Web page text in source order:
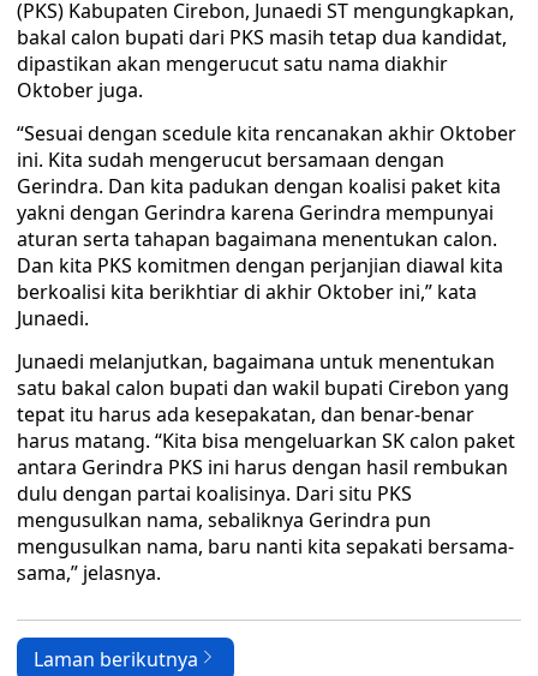
(PKS) Kabupaten Cirebon, Junaedi ST mengungkapkan,
bakal calon bupati dari PKS masih tetap dua kandidat,
dipastikan akan mengerucut satu nama diakhir
Oktober juga.
“Sesuai dengan scedule kita rencanakan akhir Oktober
ini. Kita sudah mengerucut bersamaan dengan
Gerindra. Dan kita padukan dengan koalisi paket kita
yakni dengan Gerindra karena Gerindra mempunyai
aturan serta tahapan bagaimana menentukan calon.
Dan kita PKS komitmen dengan perjanjian diawal kita
berkoalisi kita berikhtiar di akhir Oktober ini,” kata
Junaedi.
Junaedi melanjutkan, bagaimana untuk menentukan
satu bakal calon bupati dan wakil bupati Cirebon yang
tepat itu harus ada kesepakatan, dan benar-benar
harus matang. “Kita bisa mengeluarkan SK calon paket
antara Gerindra PKS ini harus dengan hasil rembukan
dulu dengan partai koalisinya. Dari situ PKS
mengusulkan nama, sebaliknya Gerindra pun
mengusulkan nama, baru nanti kita sepakati bersama-
sama,” jelasnya.
Laman berikutnya